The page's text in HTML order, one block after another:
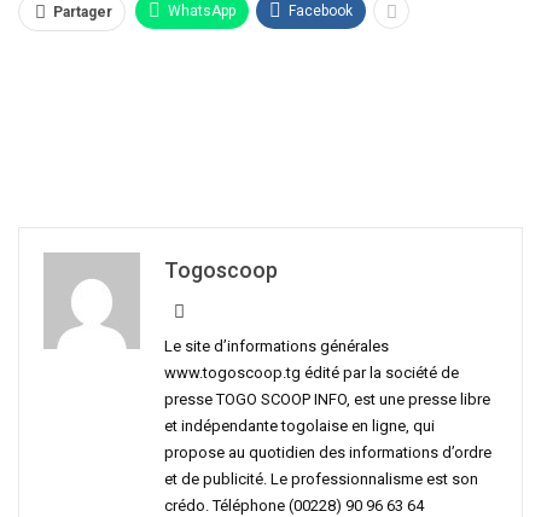
Partager WhatsApp Facebook
Togoscoop
Le site d’informations générales
www.togoscoop.tg édité par la société de
presse TOGO SCOOP INFO, est une presse libre
et indépendante togolaise en ligne, qui
propose au quotidien des informations d’ordre
et de publicité. Le professionnalisme est son
crédo. Téléphone (00228) 90 96 63 64